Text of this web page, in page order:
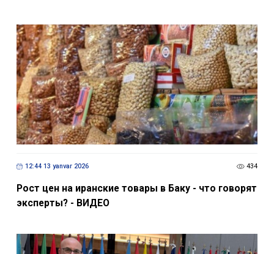
12:44 13 yanvar 2026 434
Рост цен на иранские товары в Баку - что говорят
эксперты? - ВИДЕО